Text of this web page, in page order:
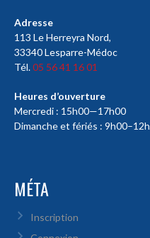
Adresse
113 Le Herreyra Nord,
33340 Lesparre-Médoc
Tél.05 56 41 16 01
Heures d’ouverture
Mercredi : 15h00—17h00
Dimanche et fériés :
MÉTA
Inscription